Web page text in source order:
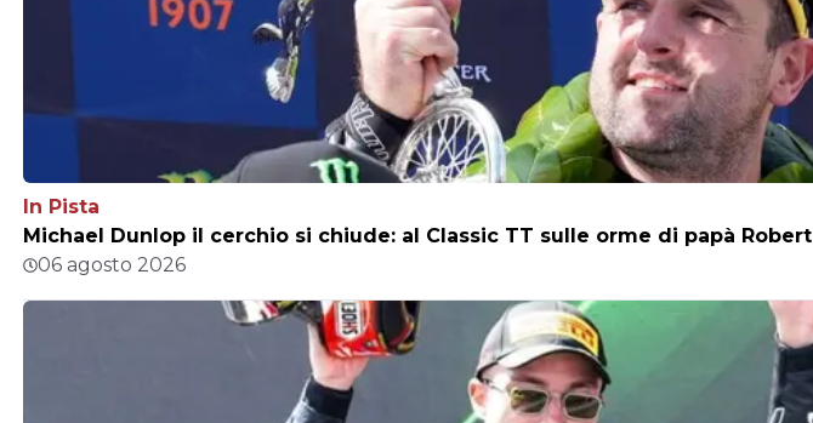
In Pista
Michael Dunlop il cerchio si chiude: al Classic TT sulle orme di papà Robert
06 agosto 2026